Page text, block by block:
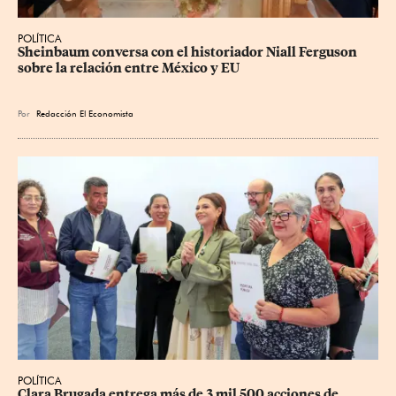
POLÍTICA
Sheinbaum conversa con el historiador Niall Ferguson
sobre la relación entre México y EU
Por Redacción El Economista
POLÍTICA